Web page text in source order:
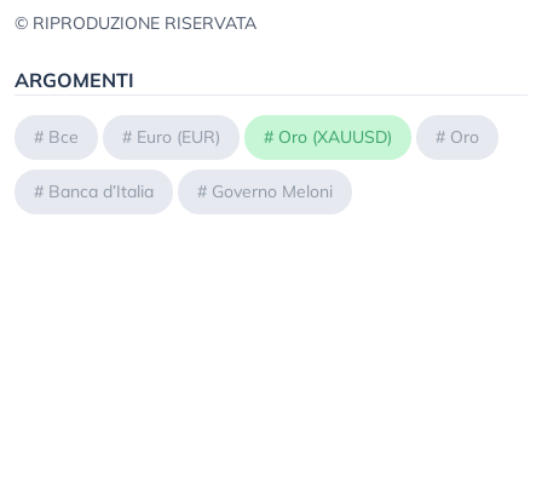
© RIPRODUZIONE RISERVATA
ARGOMENTI
# Bce # Euro (EUR) # Oro (XAUUSD) # Oro
# Banca d’Italia # Governo Meloni